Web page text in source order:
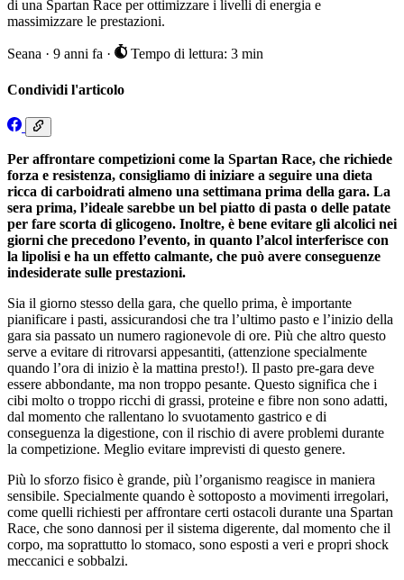
di una Spartan Race per ottimizzare i livelli di energia e
massimizzare le prestazioni.
Seana · 9 anni fa · Tempo di lettura: 3 min
Condividi l'articolo
Per affrontare competizioni come la Spartan Race, che richiede
forza e resistenza, consigliamo di iniziare a seguire una dieta
ricca di carboidrati almeno una settimana prima della gara. La
sera prima, l’ideale sarebbe un bel piatto di pasta o delle patate
per fare scorta di glicogeno. Inoltre, è bene evitare gli alcolici nei
giorni che precedono l’evento, in quanto l’alcol interferisce con
la lipolisi e ha un effetto calmante, che può avere conseguenze
indesiderate sulle prestazioni.
Sia il giorno stesso della gara, che quello prima, è importante
pianificare i pasti, assicurandosi che tra l’ultimo pasto e l’inizio della
gara sia passato un numero ragionevole di ore. Più che altro questo
serve a evitare di ritrovarsi appesantiti, (attenzione specialmente
quando l’ora di inizio è la mattina presto!). Il pasto pre-gara deve
essere abbondante, ma non troppo pesante. Questo significa che i
cibi molto o troppo ricchi di grassi, proteine e fibre non sono adatti,
dal momento che rallentano lo svuotamento gastrico e di
conseguenza la digestione, con il rischio di avere problemi durante
la competizione. Meglio evitare imprevisti di questo genere.
Più lo sforzo fisico è grande, più l’organismo reagisce in maniera
sensibile. Specialmente quando è sottoposto a movimenti irregolari,
come quelli richiesti per affrontare certi ostacoli durante una Spartan
Race, che sono dannosi per il sistema digerente, dal momento che il
corpo, ma soprattutto lo stomaco, sono esposti a veri e propri shock
meccanici e sobbalzi.